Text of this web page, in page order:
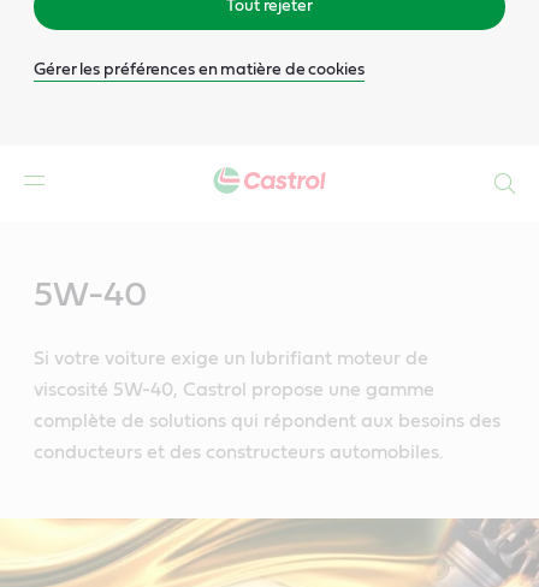
Tout rejeter
Gérer les préférences en matière de cookies
5W-40
Si votre voiture exige un lubrifiant moteur de
viscosité 5W-40, Castrol propose une gamme
complète de solutions qui répondent aux besoins des
conducteurs et des constructeurs automobiles.